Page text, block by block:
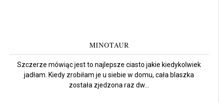
MINOTAUR
Szczerze mówiąc jest to najlepsze ciasto jakie kiedykolwiek
jadłam. Kiedy zrobiłam je u siebie w domu, cała blaszka
została zjedzona raz dw...